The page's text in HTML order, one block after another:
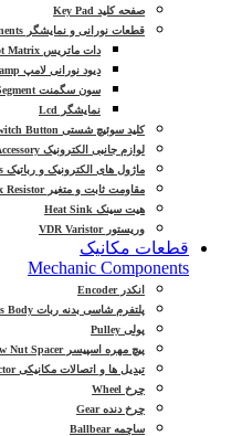
صفحه کلید Key Pad
قطعات نورانی و نمایشگر Light & Display Components
دات ماتریس Dot Matrix
دیود نورانی لامپ Led Lamp
سون سگمنت Seven Segment
نمایشگر Lcd
کلید سوئیچ شستی Key Switch Button
لوازم جانبی الکترونیک Electronic Accessory
ماژول های الکترونیک و رباتیک Modules
مقاومت ثابت و متغیر Var & Fix Resistor
هیت سینک Heat Sink
وریستور VDR Varistor
قطعات مکانیک
Mechanic Components
انکدر Encoder
پلتفرم شاسی بدنه ربات Platform Chassis Body
پولی Pulley
پیچ مهره اسپیسر Screw Nut Spacer
تبدیل ها و اتصالات مکانیکی Junction Connector
چرخ Wheel
چرخ دنده Gear
ساچمه Ballbear